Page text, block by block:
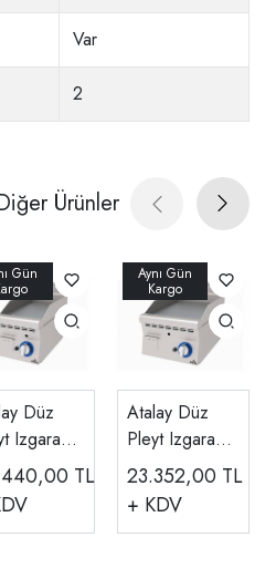
Var
2
Ürünler
Düz
Izgara
Cm
TL
Atalay Düz
Pleyt Izgara
Ce Belgeli
Gazlı
40x60x30 Cm
23.352,00 TL
+ KDV